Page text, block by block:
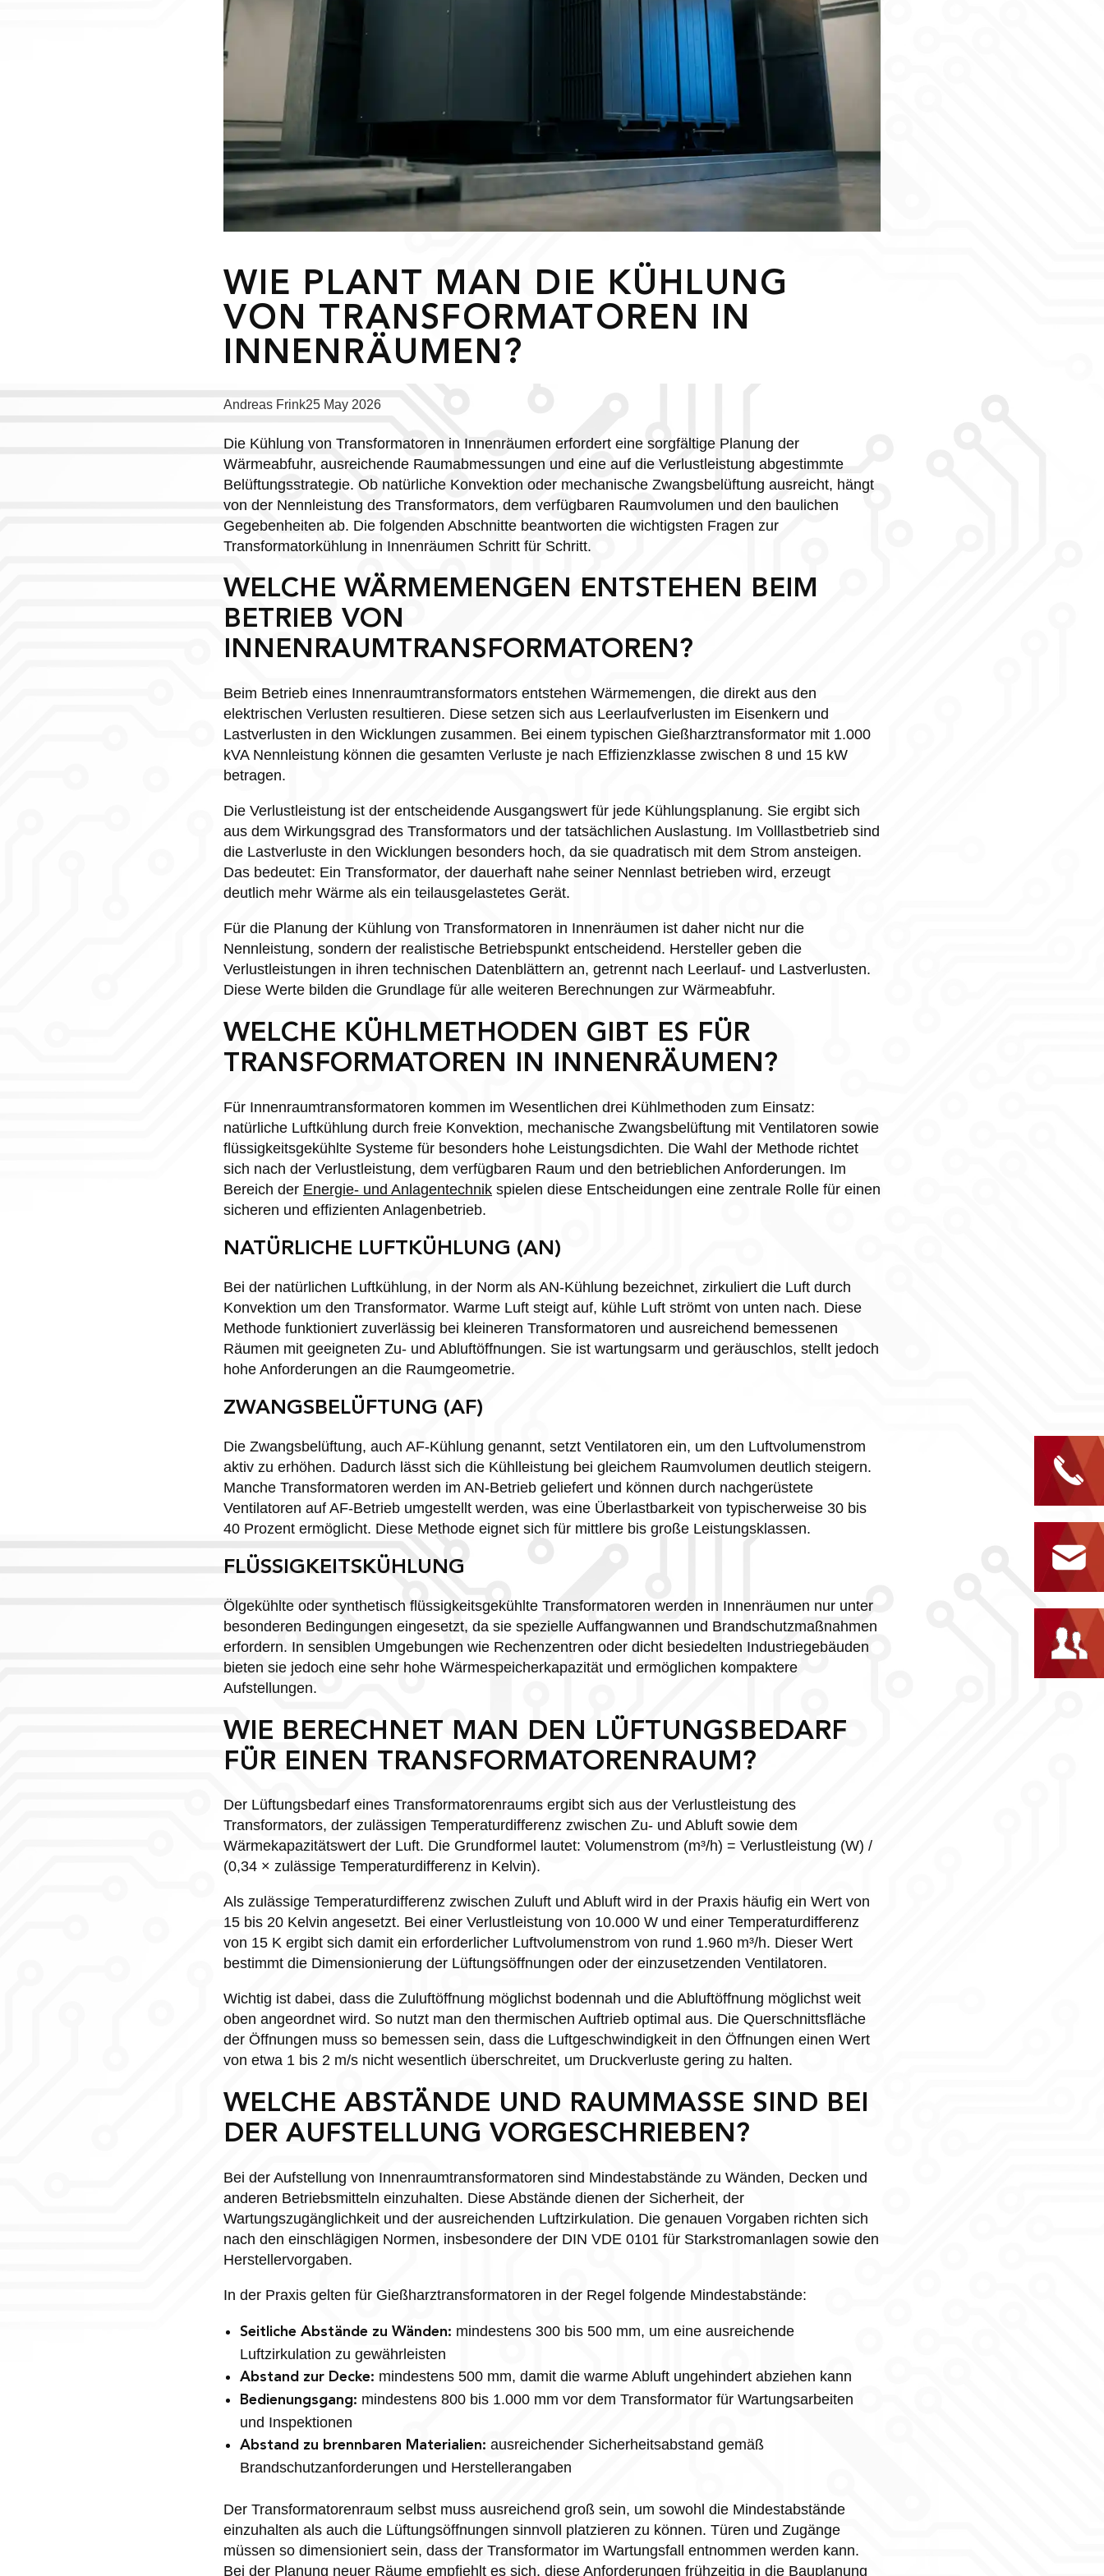
WIE PLANT MAN DIE KÜHLUNG
VON TRANSFORMATOREN IN
INNENRÄUMEN?
Posted
Andreas Frink25 May 2026
Die Kühlung von Transformatoren in Innenräumen erfordert eine sorgfältige Planung der
Wärmeabfuhr, ausreichende Raumabmessungen und eine auf die Verlustleistung abgestimmte
Belüftungsstrategie. Ob natürliche Konvektion oder mechanische Zwangsbelüftung ausreicht, hängt
von der Nennleistung des Transformators, dem verfügbaren Raumvolumen und den baulichen
Gegebenheiten ab. Die folgenden Abschnitte beantworten die wichtigsten Fragen zur
Transformatorkühlung in Innenräumen Schritt für Schritt.
WELCHE WÄRMEMENGEN ENTSTEHEN BEIM
BETRIEB VON
INNENRAUMTRANSFORMATOREN?
Beim Betrieb eines Innenraumtransformators entstehen Wärmemengen, die direkt aus den
elektrischen Verlusten resultieren. Diese setzen sich aus Leerlaufverlusten im Eisenkern und
Lastverlusten in den Wicklungen zusammen. Bei einem typischen Gießharztransformator mit 1.000
kVA Nennleistung können die gesamten Verluste je nach Effizienzklasse zwischen 8 und 15 kW
betragen.
Die Verlustleistung ist der entscheidende Ausgangswert für jede Kühlungsplanung. Sie ergibt sich
aus dem Wirkungsgrad des Transformators und der tatsächlichen Auslastung. Im Volllastbetrieb sind
die Lastverluste in den Wicklungen besonders hoch, da sie quadratisch mit dem Strom ansteigen.
Das bedeutet: Ein Transformator, der dauerhaft nahe seiner Nennlast betrieben wird, erzeugt
deutlich mehr Wärme als ein teilausgelastetes Gerät.
Für die Planung der Kühlung von Transformatoren in Innenräumen ist daher nicht nur die
Nennleistung, sondern der realistische Betriebspunkt entscheidend. Hersteller geben die
Verlustleistungen in ihren technischen Datenblättern an, getrennt nach Leerlauf- und Lastverlusten.
Diese Werte bilden die Grundlage für alle weiteren Berechnungen zur Wärmeabfuhr.
WELCHE KÜHLMETHODEN GIBT ES FÜR
TRANSFORMATOREN IN INNENRÄUMEN?
Für Innenraumtransformatoren kommen im Wesentlichen drei Kühlmethoden zum Einsatz:
natürliche Luftkühlung durch freie Konvektion, mechanische Zwangsbelüftung mit Ventilatoren sowie
flüssigkeitsgekühlte Systeme für besonders hohe Leistungsdichten. Die Wahl der Methode richtet
sich nach der Verlustleistung, dem verfügbaren Raum und den betrieblichen Anforderungen. Im
Bereich der Energie- und Anlagentechnik spielen diese Entscheidungen eine zentrale Rolle für einen
sicheren und effizienten Anlagenbetrieb.
NATÜRLICHE LUFTKÜHLUNG (AN)
Bei der natürlichen Luftkühlung, in der Norm als AN-Kühlung bezeichnet, zirkuliert die Luft durch
Konvektion um den Transformator. Warme Luft steigt auf, kühle Luft strömt von unten nach. Diese
Methode funktioniert zuverlässig bei kleineren Transformatoren und ausreichend bemessenen
Räumen mit geeigneten Zu- und Abluftöffnungen. Sie ist wartungsarm und geräuschlos, stellt jedoch
hohe Anforderungen an die Raumgeometrie.
ZWANGSBELÜFTUNG (AF)
Die Zwangsbelüftung, auch AF-Kühlung genannt, setzt Ventilatoren ein, um den Luftvolumenstrom
aktiv zu erhöhen. Dadurch lässt sich die Kühlleistung bei gleichem Raumvolumen deutlich steigern.
Manche Transformatoren werden im AN-Betrieb geliefert und können durch nachgerüstete
Ventilatoren auf AF-Betrieb umgestellt werden, was eine Überlastbarkeit von typischerweise 30 bis
40 Prozent ermöglicht. Diese Methode eignet sich für mittlere bis große Leistungsklassen.
FLÜSSIGKEITSKÜHLUNG
Ölgekühlte oder synthetisch flüssigkeitsgekühlte Transformatoren werden in Innenräumen nur unter
besonderen Bedingungen eingesetzt, da sie spezielle Auffangwannen und Brandschutzmaßnahmen
erfordern. In sensiblen Umgebungen wie Rechenzentren oder dicht besiedelten Industriegebäuden
bieten sie jedoch eine sehr hohe Wärmespeicherkapazität und ermöglichen kompaktere
Aufstellungen.
WIE BERECHNET MAN DEN LÜFTUNGSBEDARF
FÜR EINEN TRANSFORMATORENRAUM?
Der Lüftungsbedarf eines Transformatorenraums ergibt sich aus der Verlustleistung des
Transformators, der zulässigen Temperaturdifferenz zwischen Zu- und Abluft sowie dem
Wärmekapazitätswert der Luft. Die Grundformel lautet: Volumenstrom (m³/h) = Verlustleistung (W) /
(0,34 × zulässige Temperaturdifferenz in Kelvin).
Als zulässige Temperaturdifferenz zwischen Zuluft und Abluft wird in der Praxis häufig ein Wert von
15 bis 20 Kelvin angesetzt. Bei einer Verlustleistung von 10.000 W und einer Temperaturdifferenz
von 15 K ergibt sich damit ein erforderlicher Luftvolumenstrom von rund 1.960 m³/h. Dieser Wert
bestimmt die Dimensionierung der Lüftungsöffnungen oder der einzusetzenden Ventilatoren.
Wichtig ist dabei, dass die Zuluftöffnung möglichst bodennah und die Abluftöffnung möglichst weit
oben angeordnet wird. So nutzt man den thermischen Auftrieb optimal aus. Die Querschnittsfläche
der Öffnungen muss so bemessen sein, dass die Luftgeschwindigkeit in den Öffnungen einen Wert
von etwa 1 bis 2 m/s nicht wesentlich überschreitet, um Druckverluste gering zu halten.
WELCHE ABSTÄNDE UND RAUMMASSE SIND BEI D
ER AUFSTELLUNG VORGESCHRIEBEN?
Bei der Aufstellung von Innenraumtransformatoren sind Mindestabstände zu Wänden, Decken und
anderen Betriebsmitteln einzuhalten. Diese Abstände dienen der Sicherheit, der
Wartungszugänglichkeit und der ausreichenden Luftzirkulation. Die genauen Vorgaben richten sich
nach den einschlägigen Normen, insbesondere der DIN VDE 0101 für Starkstromanlagen sowie den
Herstellervorgaben.
In der Praxis gelten für Gießharztransformatoren in der Regel folgende Mindestabstände:
Seitliche Abstände zu Wänden: mindestens 300 bis 500 mm, um eine ausreichende
Luftzirkulation zu gewährleisten
Abstand zur Decke: mindestens 500 mm, damit die warme Abluft ungehindert abziehen kann
Bedienungsgang: mindestens 800 bis 1.000 mm vor dem Transformator für Wartungsarbeiten
und Inspektionen
Abstand zu brennbaren Materialien: ausreichender Sicherheitsabstand gemäß
Brandschutzanforderungen und Herstellerangaben
Der Transformatorenraum selbst muss ausreichend groß sein, um sowohl die Mindestabstände
einzuhalten als auch die Lüftungsöffnungen sinnvoll platzieren zu können. Türen und Zugänge
müssen so dimensioniert sein, dass der Transformator im Wartungsfall entnommen werden kann.
Bei der Planung neuer Räume empfiehlt es sich, diese Anforderungen frühzeitig in die Bauplanung